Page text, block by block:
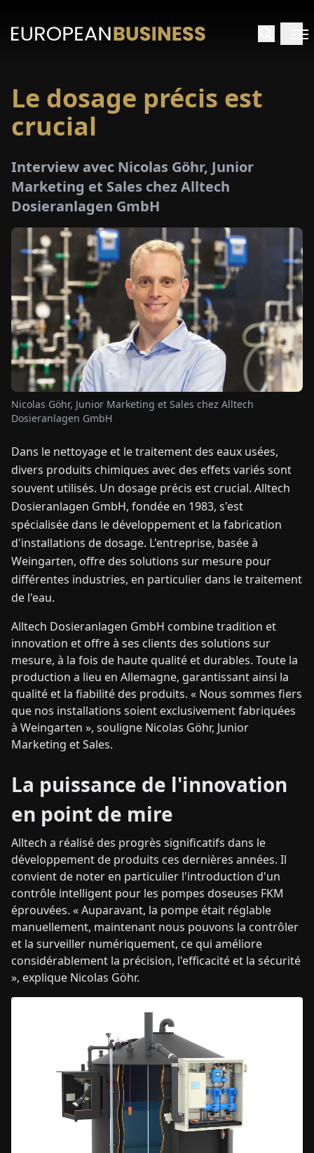
ENDEFRESITNLPLHU
NOUS
Le dosage précis est
crucial
Interview avec Nicolas Göhr, Junior
Marketing et Sales chez Alltech
Dosieranlagen GmbH
Nicolas Göhr, Junior Marketing et Sales chez Alltech
Dosieranlagen GmbH
Dans le nettoyage et le traitement des eaux usées,
divers produits chimiques avec des effets variés sont
souvent utilisés. Un dosage précis est crucial. Alltech
Dosieranlagen GmbH, fondée en 1983, s'est
spécialisée dans le développement et la fabrication
d'installations de dosage. L'entreprise, basée à
Weingarten, offre des solutions sur mesure pour
différentes industries, en particulier dans le traitement
de l'eau.
Alltech Dosieranlagen GmbH combine tradition et
innovation et offre à ses clients des solutions sur
mesure, à la fois de haute qualité et durables. Toute la
production a lieu en Allemagne, garantissant ainsi la
qualité et la fiabilité des produits. « Nous sommes fiers
que nos installations soient exclusivement fabriquées
à Weingarten », souligne Nicolas Göhr, Junior
Marketing et Sales.
La puissance de l'innovation
en point de mire
Alltech a réalisé des progrès significatifs dans le
développement de produits ces dernières années. Il
convient de noter en particulier l'introduction d'un
contrôle intelligent pour les pompes doseuses FKM
éprouvées. « Auparavant, la pompe était réglable
manuellement, maintenant nous pouvons la contrôler
et la surveiller numériquement, ce qui améliore
considérablement la précision, l'efficacité et la sécurité
», explique Nicolas Göhr.